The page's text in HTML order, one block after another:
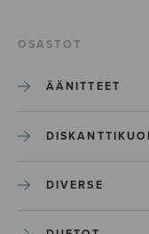
OSASTOT
ÄÄNITTEET
DIVERSE